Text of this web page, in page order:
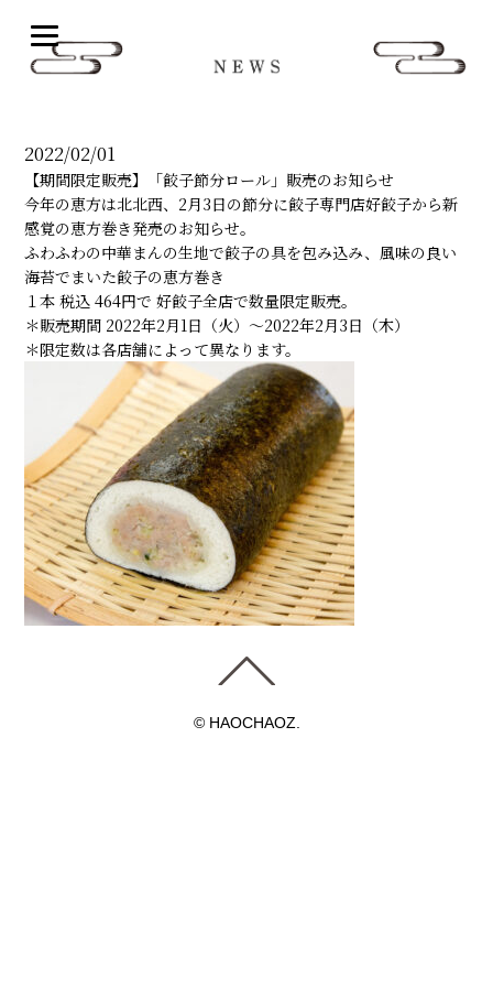
2022/02/01
【期間限定販売】「餃子節分ロール」販売のお知らせ
今年の恵方は北北西、2月3日の節分に餃子専門店好餃子から新
感覚の恵方巻き発売のお知らせ。
ふわふわの中華まんの生地で餃子の具を包み込み、風味の良い
海苔でまいた餃子の恵方巻き
１本 税込 464円で 好餃子全店で数量限定販売。
＊販売期間 2022年2月1日（火）〜2022年2月3日（木）
＊限定数は各店舗によって異なります。
© HAOCHAOZ.